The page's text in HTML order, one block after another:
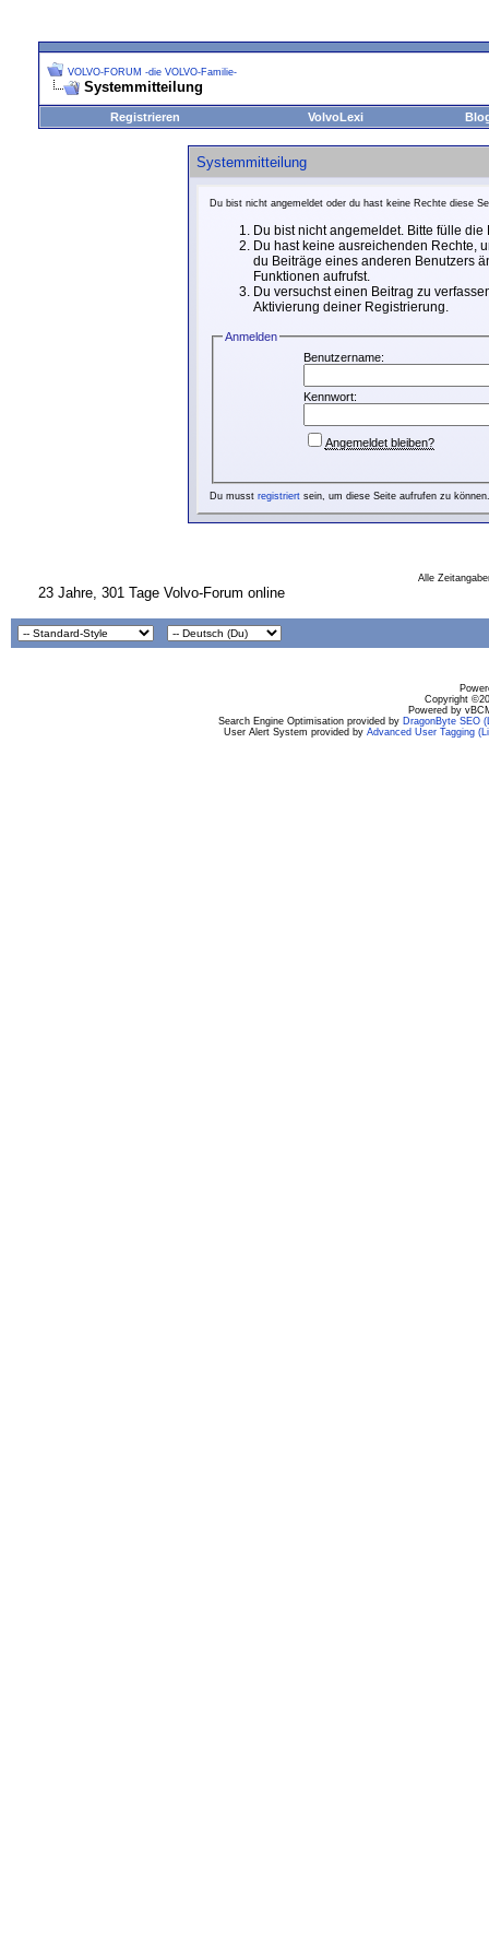
VOLVO-FORUM -die VOLVO-Familie-
Systemmitteilung
Registrieren VolvoLexi
Systemmitteilung
Du bist nicht angemeldet oder du hast keine Rechte diese
Du bist nicht angemeldet. Bitte fülle
Du hast keine ausreichenden Rechte,
du Beiträge eines anderen Benutzers
Funktionen aufrufst.
Du versuchst einen Beitrag zu
Aktivierung deiner Registrierung.
Anmelden
Benutzername:
Kennwort:
Angemeldet bleiben?
Du musst registriertsein, um diese Seite aufrufen zu können.
Alle
23 Jahre, 301 Tage Volvo-Forum online
Copyright
Powered by
Search Engine Optimisation provided by DragonByte SEO
User Alert System provided by Advanced User Tagging